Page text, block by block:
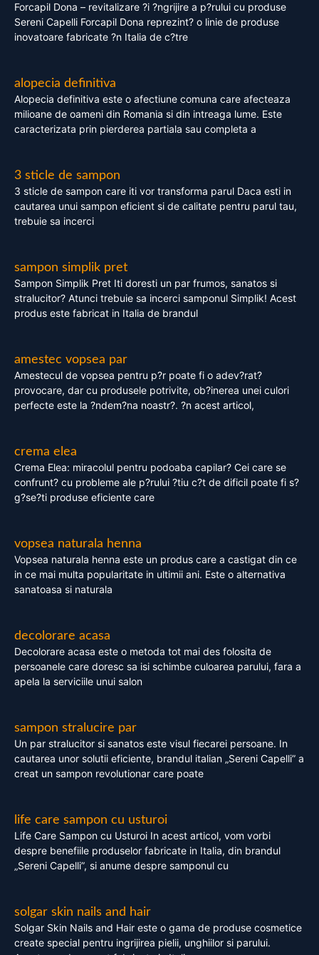
Forcapil Dona – revitalizare ?i ?ngrijire a p?rului cu produse
Sereni Capelli Forcapil Dona reprezint? o linie de produse
inovatoare fabricate ?n Italia de c?tre
alopecia definitiva
Alopecia definitiva este o afectiune comuna care afecteaza
milioane de oameni din Romania si din intreaga lume. Este
caracterizata prin pierderea partiala sau completa a
3 sticle de sampon
3 sticle de sampon care iti vor transforma parul Daca esti in
cautarea unui sampon eficient si de calitate pentru parul tau,
trebuie sa incerci
sampon simplik pret
Sampon Simplik Pret Iti doresti un par frumos, sanatos si
stralucitor? Atunci trebuie sa incerci samponul Simplik! Acest
produs este fabricat in Italia de brandul
amestec vopsea par
Amestecul de vopsea pentru p?r poate fi o adev?rat?
provocare, dar cu produsele potrivite, ob?inerea unei culori
perfecte este la ?ndem?na noastr?. ?n acest articol,
crema elea
Crema Elea: miracolul pentru podoaba capilar? Cei care se
confrunt? cu probleme ale p?rului ?tiu c?t de dificil poate fi s?
g?se?ti produse eficiente care
vopsea naturala henna
Vopsea naturala henna este un produs care a castigat din ce
in ce mai multa popularitate in ultimii ani. Este o alternativa
sanatoasa si naturala
decolorare acasa
Decolorare acasa este o metoda tot mai des folosita de
persoanele care doresc sa isi schimbe culoarea parului, fara a
apela la serviciile unui salon
sampon stralucire par
Un par stralucitor si sanatos este visul fiecarei persoane. In
cautarea unor solutii eficiente, brandul italian „Sereni Capelli” a
creat un sampon revolutionar care poate
life care sampon cu usturoi
Life Care Sampon cu Usturoi In acest articol, vom vorbi
despre benefiile produselor fabricate in Italia, din brandul
„Sereni Capelli”, si anume despre samponul cu
solgar skin nails and hair
Solgar Skin Nails and Hair este o gama de produse cosmetice
create special pentru ingrijirea pielii, unghiilor si parului.